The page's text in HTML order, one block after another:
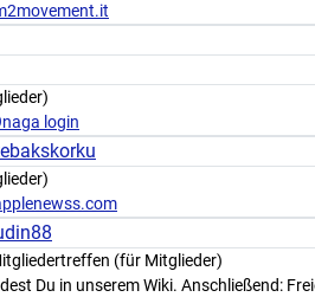
login
(für Mitglieder)
Du in unserem Wiki. Anschließend: